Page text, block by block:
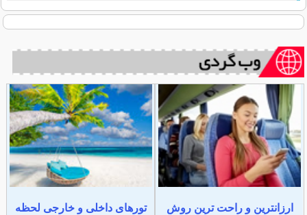
ارزانترین و راحت ترین روش
تورهای داخلی و خارجی لحظه